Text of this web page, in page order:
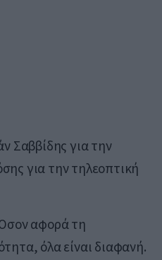
Σαββίδης για την
για την τηλεοπτική
αφορά τη
όλα είναι διαφανή.